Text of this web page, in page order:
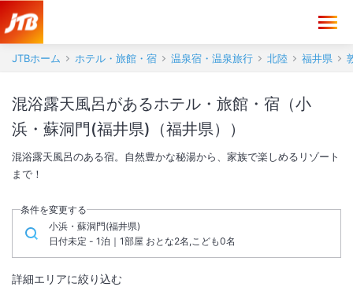
JTBホーム ホテル・旅館・宿 温泉宿・温泉旅行 北陸 福井県
混浴露天風呂があるホテル・旅館・宿（小
浜・蘇洞門(福井県)（福井県））
混浴露天風呂のある宿。自然豊かな秘湯から、家族で楽しめるリゾート
まで！
条件を変更する
小浜・蘇洞門(福井県)
日付未定 - 1泊｜1部屋 おとな2名,こども0名
詳細エリアに絞り込む